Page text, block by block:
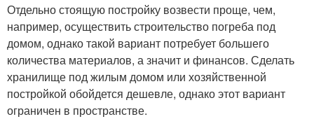
Отдельно стоящую постройку возвести проще, чем,
например, осуществить строительство погреба под
домом, однако такой вариант потребует большего
количества материалов, а значит и финансов. Сделать
хранилище под жилым домом или хозяйственной
постройкой обойдется дешевле, однако этот вариант
ограничен в пространстве.